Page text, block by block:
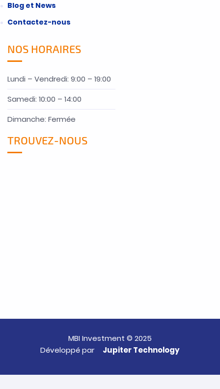
Blog et News
Contactez-nous
NOS HORAIRES
Lundi – Vendredi: 9:00 – 19:00
Samedi: 10:00 – 14:00
Dimanche: Fermée
TROUVEZ-NOUS
MBI Investment © 2025
Développé par
Jupiter Technology